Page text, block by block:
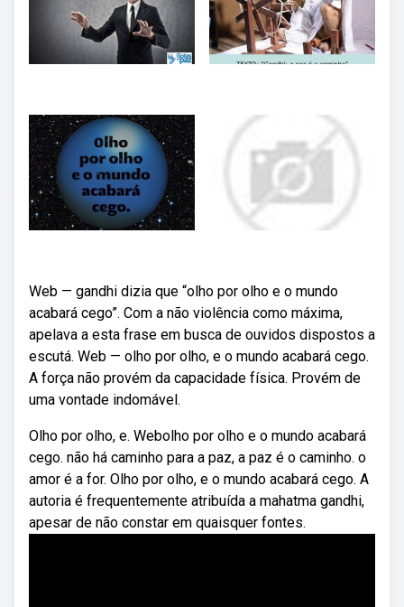
Web — gandhi dizia que “olho por olho e o mundo
acabará cego”. Com a não violência como máxima,
apelava a esta frase em busca de ouvidos dispostos a
escutá. Web — olho por olho, e o mundo acabará cego.
A força não provém da capacidade física. Provém de
uma vontade indomável.
Olho por olho, e. Webolho por olho e o mundo acabará
cego. não há caminho para a paz, a paz é o caminho. o
amor é a for. Olho por olho, e o mundo acabará cego. A
autoria é frequentemente atribuída a mahatma gandhi,
apesar de não constar em quaisquer fontes.